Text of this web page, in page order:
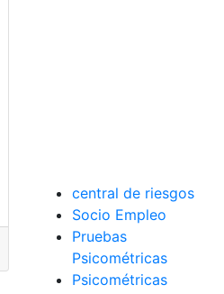
Novena de Navidad
central de riesgos
Socio Empleo
Pruebas
Psicométricas
Psicométricas